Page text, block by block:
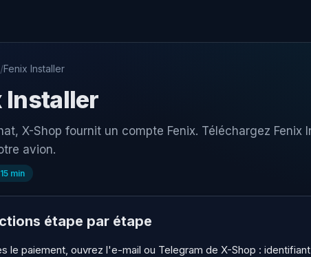
/Fenix Installer
Installer
X-Shop fournit un compte Fenix. Téléchargez Fenix
avion.
15 min
étape par étape
le paiement, ouvrez l'e-mail ou Telegram de X-Shop :